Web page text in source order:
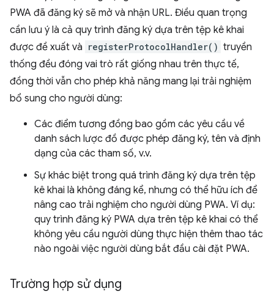
PWA đã đăng ký sẽ mở và nhận URL. Điều quan trọng
cần lưu ý là cả quy trình đăng ký dựa trên tệp kê khai
được đề xuất và registerProtocolHandler() truyền
thống đều đóng vai trò rất giống nhau trên thực tế,
đồng thời vẫn cho phép khả năng mang lại trải nghiệm
bổ sung cho người dùng:
Các điểm tương đồng bao gồm các yêu cầu về
danh sách lược đồ được phép đăng ký, tên và định
dạng của các tham số, v.v.
Sự khác biệt trong quá trình đăng ký dựa trên tệp
kê khai là không đáng kể, nhưng có thể hữu ích để
nâng cao trải nghiệm cho người dùng PWA. Ví dụ:
quy trình đăng ký PWA dựa trên tệp kê khai có thể
không yêu cầu người dùng thực hiện thêm thao tác
nào ngoài việc người dùng bắt đầu cài đặt PWA.
Trường hợp sử dụng